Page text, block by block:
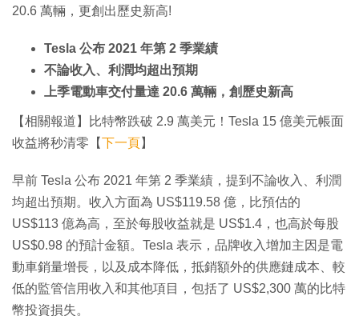
20.6 萬輛，更創出歷史新高!
Tesla 公布 2021 年第 2 季業績
不論收入、利潤均超出預期
上季電動車交付量達 20.6 萬輛，創歷史新高
【相關報道】比特幣跌破 2.9 萬美元！Tesla 15 億美元帳面
收益將秒清零【下一頁】
早前 Tesla 公布 2021 年第 2 季業績，提到不論收入、利潤
均超出預期。收入方面為 US$119.58 億，比預估的
US$113 億為高，至於每股收益就是 US$1.4，也高於每股
US$0.98 的預計金額。Tesla 表示，品牌收入增加主因是電
動車銷量增長，以及成本降低，抵銷額外的供應鏈成本、較
低的監管信用收入和其他項目，包括了 US$2,300 萬的比特
幣投資損失。